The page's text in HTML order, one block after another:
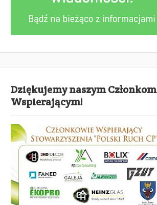
Dziękujemy naszym Członkom
Wspierającym!